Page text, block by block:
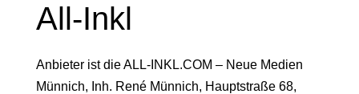
All-Inkl
Anbieter ist die ALL-INKL.COM – Neue Medien
Münnich, Inh. René Münnich, Hauptstraße 68,